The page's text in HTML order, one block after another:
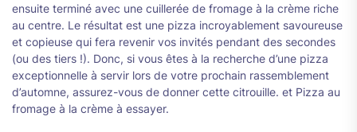
ensuite terminé avec une cuillerée de fromage à la crème riche
au centre. Le résultat est une pizza incroyablement savoureuse
et copieuse qui fera revenir vos invités pendant des secondes
(ou des tiers !). Donc, si vous êtes à la recherche d’une pizza
exceptionnelle à servir lors de votre prochain rassemblement
d’automne, assurez-vous de donner cette citrouille. et Pizza au
fromage à la crème à essayer.